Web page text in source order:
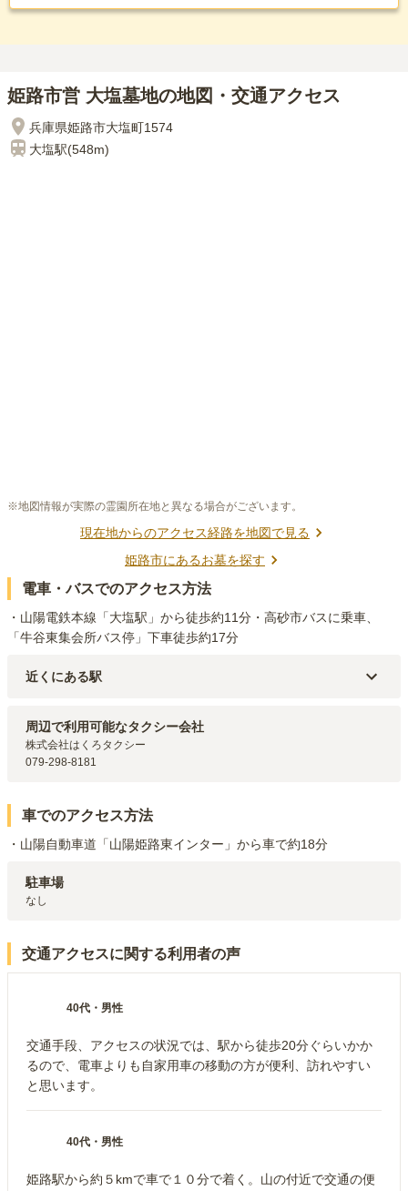
姫路市営 大塩墓地の地図・交通アクセス
兵庫県姫路市大塩町1574
大塩駅(548m)
※地図情報が実際の霊園所在地と異なる場合がございます。
現在地からのアクセス経路を地図で見る
姫路市にあるお墓を探す
電車・バスでのアクセス方法
・山陽電鉄本線「大塩駅」から徒歩約11分・高砂市バスに乗車、
「牛谷東集会所バス停」下車徒歩約17分
近くにある駅
山陽電鉄本線
的形駅（2.1km）
周辺で利用可能なタクシー会社
株式会社はくろタクシー
079-298-8181
車でのアクセス方法
・山陽自動車道「山陽姫路東インター」から車で約18分
駐車場
なし
交通アクセスに関する利用者の声
40代 ・ 男性
交通手段、アクセスの状況では、駅から徒歩20分ぐらいかか
るので、電車よりも自家用車の移動の方が便利、訪れやすい
と思います。
40代 ・ 男性
姫路駅から約５kmで車で１０分で着く。山の付近で交通の便